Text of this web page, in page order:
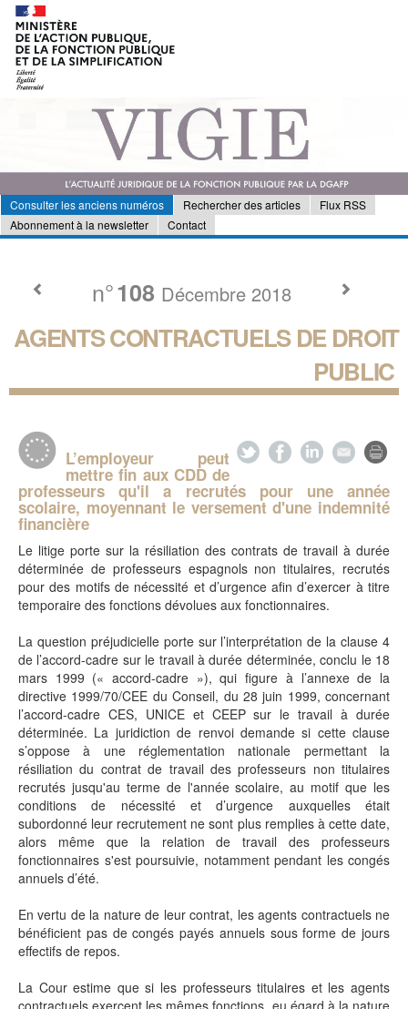
Consulter les anciens numéros Rechercher des articles
Flux RSS
Abonnement à la newsletter
Contact
n°108 Décembre 2018
AGENTS CONTRACTUELS DE DROIT
PUBLIC
L’employeur peut
mettre fin aux CDD de
professeurs qu'il a recrutés pour une année
scolaire, moyennant le versement d'une indemnité
financière
Le litige porte sur la résiliation des contrats de travail à durée
déterminée de professeurs espagnols non titulaires, recrutés
pour des motifs de nécessité et d’urgence afin d’exercer à titre
temporaire des fonctions dévolues aux fonctionnaires.
La question préjudicielle porte sur l’interprétation de la clause 4
de l’accord-cadre sur le travail à durée déterminée, conclu le 18
mars 1999 (« accord-cadre »), qui figure à l’annexe de la
directive 1999/70/CEE du Conseil, du 28 juin 1999, concernant
l’accord-cadre CES, UNICE et CEEP sur le travail à durée
déterminée. La juridiction de renvoi demande si cette clause
s’oppose à une réglementation nationale permettant la
résiliation du contrat de travail des professeurs non titulaires
recrutés jusqu'au terme de l'année scolaire, au motif que les
conditions de nécessité et d’urgence auxquelles était
subordonné leur recrutement ne sont plus remplies à cette date,
alors même que la relation de travail des professeurs
fonctionnaires s'est poursuivie, notamment pendant les congés
annuels d’été.
En vertu de la nature de leur contrat, les agents contractuels ne
bénéficient pas de congés payés annuels sous forme de jours
effectifs de repos.
La Cour estime que si les professeurs titulaires et les agents